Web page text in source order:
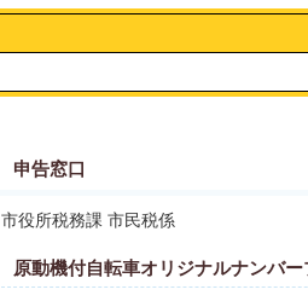
申告窓口
市役所税務課 市民税係
原動機付自転車オリジナルナンバ